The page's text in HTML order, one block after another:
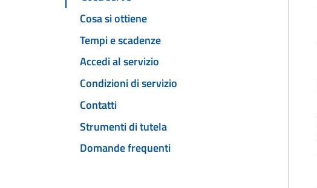
Cosa si ottiene
Tempi e scadenze
Accedi al servizio
Condizioni di servizio
Contatti
Strumenti di tutela
Domande frequenti